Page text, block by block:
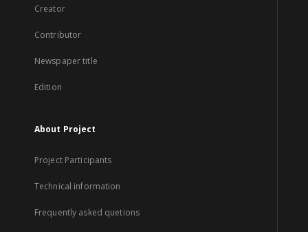
Creator
Contributor
Newspaper title
Edition
About Project
Project Participants
Technical information
Frequently asked quetions